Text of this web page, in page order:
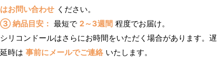
はお問い合わせ ください。
③ 納品目安： 最短で 2～3週間 程度でお届け。
シリコンドールはさらにお時間をいただく場合があります。遅
延時は 事前にメールでご連絡 いたします。